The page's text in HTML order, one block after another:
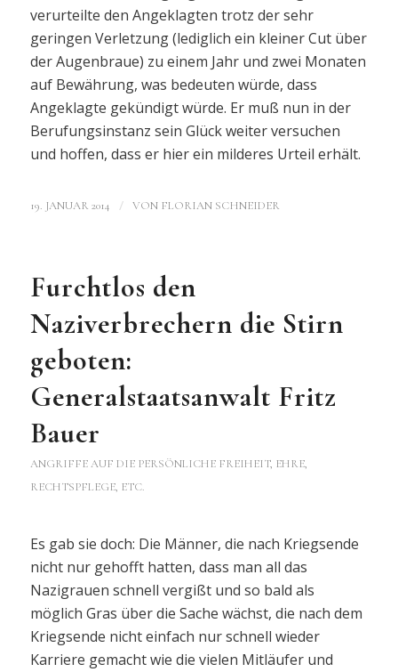
verurteilte den Angeklagten trotz der sehr
geringen Verletzung (lediglich ein kleiner Cut über
der Augenbraue) zu einem Jahr und zwei Monaten
auf Bewährung, was bedeuten würde, dass
Angeklagte gekündigt würde. Er muß nun in der
Berufungsinstanz sein Glück weiter versuchen
und hoffen, dass er hier ein milderes Urteil erhält.
19. JANUAR 2014 / VON FLORIAN SCHNEIDER
Furchtlos den
Naziverbrechern die Stirn
geboten:
Generalstaatsanwalt Fritz
Bauer
ANGRIFFE AUF DIE PERSÖNLICHE FREIHEIT, EHRE,
RECHTSPFLEGE, ETC.
Es gab sie doch: Die Männer, die nach Kriegsende
nicht nur gehofft hatten, dass man all das
Nazigrauen schnell vergißt und so bald als
möglich Gras über die Sache wächst, die nach dem
Kriegsende nicht einfach nur schnell wieder
Karriere gemacht wie die vielen Mitläufer und